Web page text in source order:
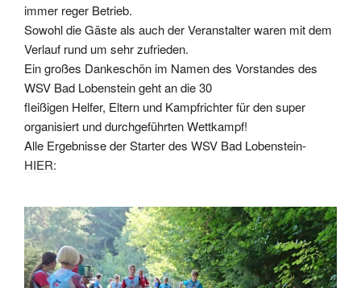
immer reger Betrieb.
Sowohl die Gäste als auch der Veranstalter waren mit dem
Verlauf rund um sehr zufrieden.
Ein großes Dankeschön im Namen des Vorstandes des
WSV Bad Lobenstein geht an die 30
fleißigen Helfer, Eltern und Kampfrichter für den super
organisiert und durchgeführten Wettkampf!
Alle Ergebnisse der Starter des WSV Bad Lobenstein-
HIER: